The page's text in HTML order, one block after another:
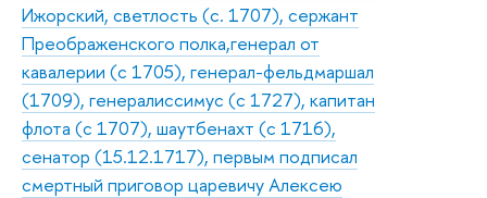
Ижорский, светлость (с. 1707), сержант
Преображенского полка,генерал от
кавалерии (с 1705), генерал-фельдмаршал
(1709), генералиссимус (с 1727), капитан
флота (с 1707), шаутбенахт (с 1716),
сенатор (15.12.1717), первым подписал
смертный приговор царевичу Алексею